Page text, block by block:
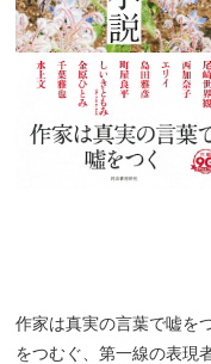
作家は真実の言葉で嘘
をつむぐ、第一線の表現